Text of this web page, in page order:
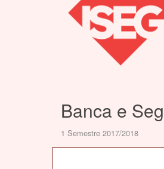
Banca e
1 Semestre 2017/2018